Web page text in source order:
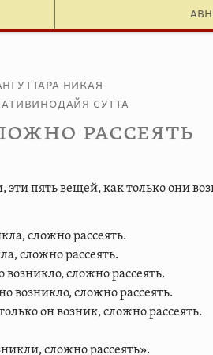
Никая
сутта
рассеять
эти пять вещей, как только они
сложно рассеять.
сложно рассеять.
сложно рассеять.
возникло, сложно рассеять.
он возник, сложно рассеять.
сложно рассеять».